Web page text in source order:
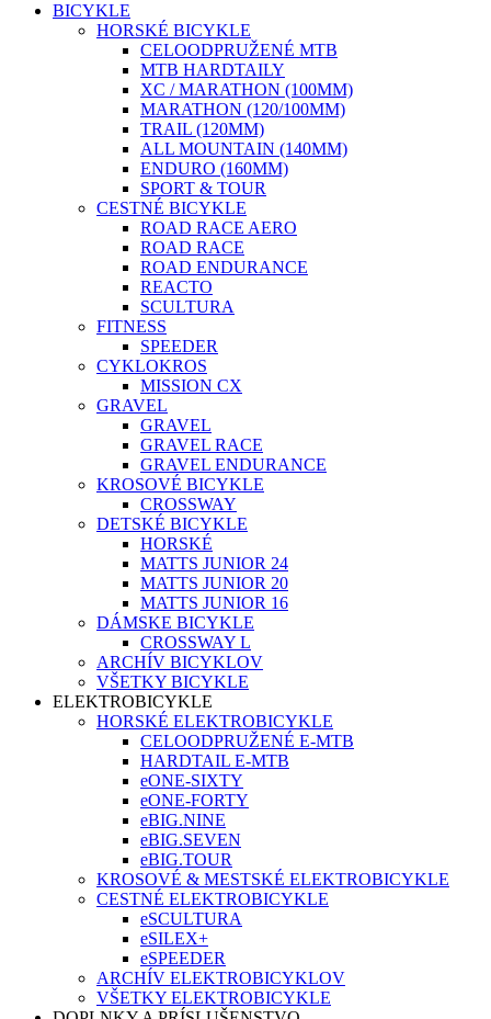
BICYKLE
HORSKÉ BICYKLE
CELOODPRUŽENÉ MTB
MTB HARDTAILY
XC / MARATHON (100MM)
MARATHON (120/100MM)
TRAIL (120MM)
ALL MOUNTAIN (140MM)
ENDURO (160MM)
SPORT & TOUR
CESTNÉ BICYKLE
ROAD RACE AERO
ROAD RACE
ROAD ENDURANCE
REACTO
SCULTURA
FITNESS
SPEEDER
CYKLOKROS
MISSION CX
GRAVEL
GRAVEL
GRAVEL RACE
GRAVEL ENDURANCE
KROSOVÉ BICYKLE
CROSSWAY
DETSKÉ BICYKLE
HORSKÉ
MATTS JUNIOR 24
MATTS JUNIOR 20
MATTS JUNIOR 16
DÁMSKE BICYKLE
CROSSWAY L
ARCHÍV BICYKLOV
VŠETKY BICYKLE
ELEKTROBICYKLE
HORSKÉ ELEKTROBICYKLE
CELOODPRUŽENÉ E-MTB
HARDTAIL E-MTB
eONE-SIXTY
eONE-FORTY
eBIG.NINE
eBIG.SEVEN
eBIG.TOUR
KROSOVÉ & MESTSKÉ ELEKTROBICYKLE
CESTNÉ ELEKTROBICYKLE
eSCULTURA
eSILEX+
eSPEEDER
ARCHÍV ELEKTROBICYKLOV
VŠETKY ELEKTROBICYKLE